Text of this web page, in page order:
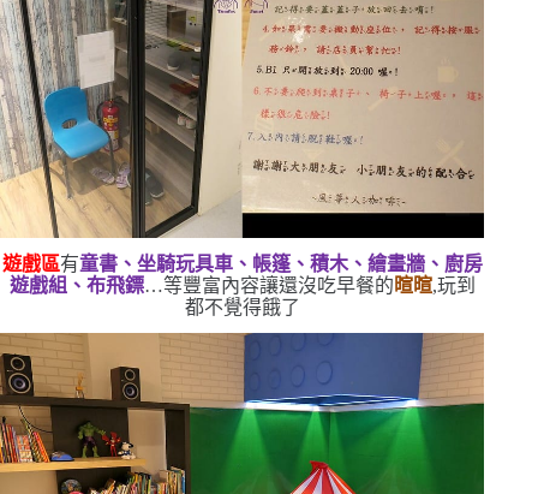
遊戲區有童書、坐騎玩具車、帳篷、積木、繪畫牆、廚房
遊戲組、布飛鏢…等豐富內容讓還沒吃早餐的 暄暄,玩到
都不覺得餓了